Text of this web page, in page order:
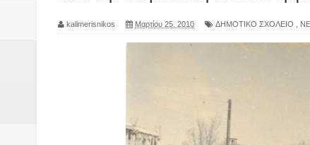
Η εκτέλεση των αδελφών
ΝΟΕΜΒΡΙΟΣ 1943 80 χρόνια
κατακτητές
kalimerisnikos Μαρτίου 25, 2010 ΔΗΜΟΤΙΚΟ ΣΧΟΛΕΙΟ